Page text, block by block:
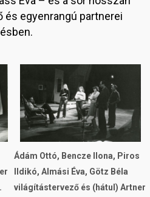
egyenrangú partnerei
Image
Ádám Ottó, Bencze Ilona, Piros
Ildikó, Almási Éva, Götz Béla
világítástervező és (hátul) Artner